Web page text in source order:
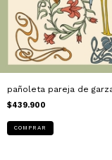
pañoleta pareja de
$439.900